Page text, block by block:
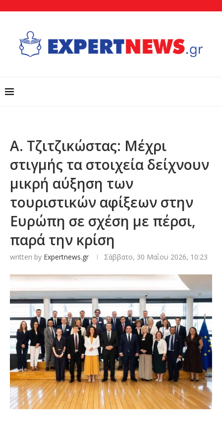
Α. Τζιτζικώστας: Μέχρι
στιγμής τα στοιχεία δείχνουν
μικρή αύξηση των
τουριστικών αφίξεων στην
Ευρώπη σε σχέση με πέρσι,
παρά την κρίση
written by Expertnews.gr Σάββατο, 30 Μαΐου 2026, 10:23